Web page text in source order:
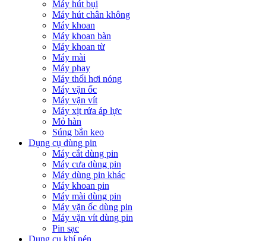
Máy hút bụi
Máy hút chân không
Máy khoan
Máy khoan bàn
Máy khoan từ
Máy mài
Máy phay
Máy thổi hơi nóng
Máy vặn ốc
Máy vặn vít
Máy xịt rửa áp lực
Mỏ hàn
Súng bắn keo
Dụng cụ dùng pin
Máy cắt dùng pin
Máy cưa dùng pin
Máy dùng pin khác
Máy khoan pin
Máy mài dùng pin
Máy vặn ốc dùng pin
Máy vặn vít dùng pin
Pin sạc
Dụng cụ khí nén